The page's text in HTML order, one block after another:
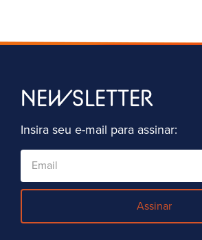
NEWSLETTER
Insira seu e-mail para assinar:
Assinar